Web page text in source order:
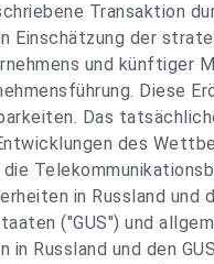
Transaktion
Einschätzung der
und künftiger
Diese
Das
des
in Russland und
("GUS") und
Russland und den